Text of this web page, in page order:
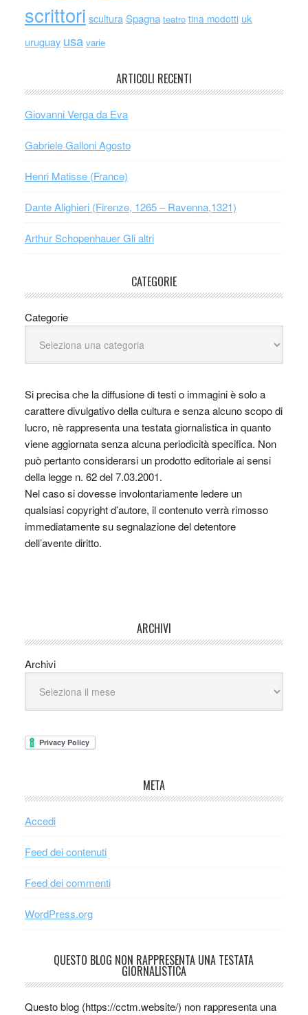
scrittori scultura Spagna teatro tina modotti uk
uruguay usa varie
ARTICOLI RECENTI
Giovanni Verga da Eva
Gabriele Galloni Agosto
Henri Matisse (France)
Dante Alighieri (Firenze, 1265 – Ravenna,1321)
Arthur Schopenhauer Gli altri
CATEGORIE
Categorie
Si precisa che la diffusione di testi o immagini è solo a
carattere divulgativo della cultura e senza alcuno scopo di
lucro, nè rappresenta una testata giornalistica in quanto
viene aggiornata senza alcuna periodicità specifica. Non
può pertanto considerarsi un prodotto editoriale ai sensi
della legge n. 62 del 7.03.2001.
Nel caso si dovesse involontariamente ledere un
qualsiasi copyright d’autore, il contenuto verrà rimosso
immediatamente su segnalazione del detentore
dell’avente diritto.
ARCHIVI
Archivi
META
Accedi
Feed dei contenuti
Feed dei commenti
WordPress.org
QUESTO BLOG NON RAPPRESENTA UNA TESTATA
GIORNALISTICA
Questo blog (https://cctm.website/) non rappresenta una